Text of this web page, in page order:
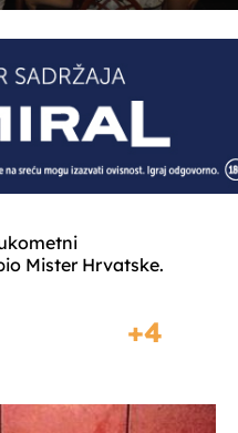
Mister Hrvatske.
4